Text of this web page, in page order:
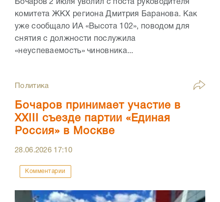
Бочаров 2 июля уволил с поста руководителя
комитета ЖКХ региона Дмитрия Баранова. Как
уже сообщало ИА «Высота 102», поводом для
снятия с должности послужила
«неуспеваемость» чиновника...
Политика
Бочаров принимает участие в
XXIII съезде партии «Единая
Россия» в Москве
28.06.2026 17:10
Комментарии